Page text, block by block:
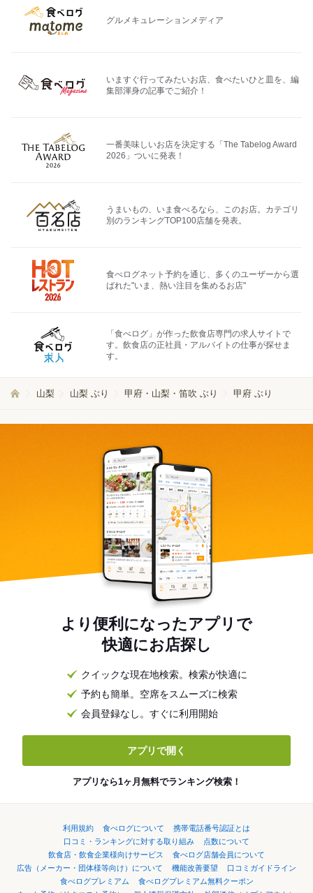
グルメキュレーションメディア
いますぐ行ってみたいお店、食べたいひと皿を、編
集部渾身の記事でご紹介！
一番美味しいお店を決定する「The Tabelog Award
2026」ついに発表！
うまいもの、いま食べるなら、このお店。カテゴリ
別のランキングTOP100店舗を発表。
食べログネット予約を通じ、多くのユーザーから選
ばれた"いま、熱い注目を集めるお店"
「食べログ」が作った飲食店専門の求人サイトで
す。飲食店の正社員・アルバイトの仕事が探せま
す。
山梨 山梨 ぶり 甲府・山梨・笛吹 ぶり 甲府 ぶり
より便利になったアプリで
快適にお店探し
クイックな現在地検索。検索が快適に
予約も簡単。空席をスムーズに検索
会員登録なし。すぐに利用開始
アプリで開く
アプリなら1ヶ月無料でランキング検索！
利用規約 食べログについて
携帯電話番号認証とは
口コミ・ランキングに対する取り組み
点数について
飲食店・飲食企業様向けサービス
食べログ店舗会員について
広告（メーカー・団体様等向け）について
機能改善要望
口コミガイドライン
食べログプレミアム
食べログプレミアム無料クーポン